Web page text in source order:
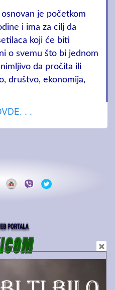
je početkom
i ima za cilj da
koji će biti
o svemu što bi jednom
da pročita ili
društvo, ekonomija,
. .